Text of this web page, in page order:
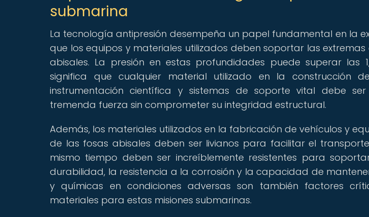
submarina
La tecnología antipresión desempeña un papel fundamental en la
que los equipos y materiales utilizados deben soportar las
abisales. La presión en estas profundidades puede superar las
significa que cualquier material utilizado en la construcción
instrumentación científica y sistemas de soporte vital debe
tremenda fuerza sin comprometer su integridad estructural.
Además, los materiales utilizados en la fabricación de vehículos y
de las fosas abisales deben ser livianos para facilitar el
mismo tiempo deben ser increíblemente resistentes para
durabilidad, la resistencia a la corrosión y la capacidad de
y químicas en condiciones adversas son también factores
materiales para estas misiones submarinas.